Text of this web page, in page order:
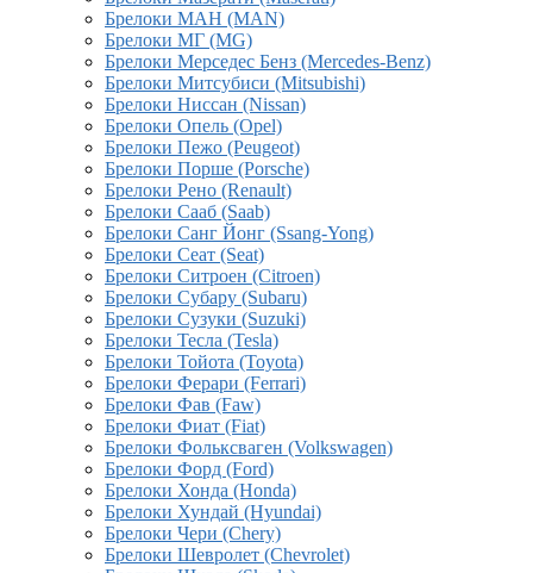
Брелоки МАН (MAN)
Брелоки МГ (MG)
Брелоки Мерседес Бенз (Mercedes-Benz)
Брелоки Митсубиси (Mitsubishi)
Брелоки Ниссан (Nissan)
Брелоки Опель (Opel)
Брелоки Пежо (Peugeot)
Брелоки Порше (Porsche)
Брелоки Рено (Renault)
Брелоки Сааб (Saab)
Брелоки Санг Йонг (Ssang-Yong)
Брелоки Сеат (Seat)
Брелоки Ситроен (Citroen)
Брелоки Субару (Subaru)
Брелоки Сузуки (Suzuki)
Брелоки Тесла (Tesla)
Брелоки Тойота (Toyota)
Брелоки Ферари (Ferrari)
Брелоки Фав (Faw)
Брелоки Фиат (Fiat)
Брелоки Фольксваген (Volkswagen)
Брелоки Форд (Ford)
Брелоки Хонда (Honda)
Брелоки Хундай (Hyundai)
Брелоки Чери (Chery)
Брелоки Шевролет (Chevrolet)